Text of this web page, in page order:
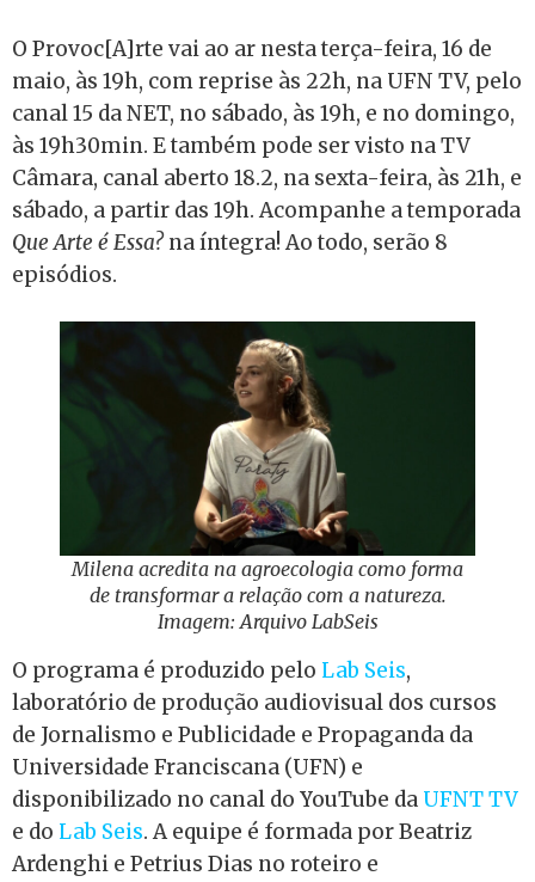
O Provoc[A]rte vai ao ar nesta terça-feira, 16 de
maio, às 19h, com reprise às 22h, na UFN TV, pelo
canal 15 da NET, no sábado, às 19h, e no domingo,
às 19h30min. E também pode ser visto na TV
Câmara, canal aberto 18.2, na sexta-feira, às 21h, e
sábado, a partir das 19h. Acompanhe a temporada
Que Arte é Essa?na íntegra! Ao todo, serão 8
episódios.
Milena acredita na agroecologia como forma
de transformar a relação com a natureza.
Imagem: Arquivo LabSeis
O programa é produzido pelo Lab Seis,
laboratório de produção audiovisual dos cursos
de Jornalismo e Publicidade e Propaganda da
Universidade Franciscana (UFN) e
disponibilizado no canal do YouTube da UFNT TV
e do Lab Seis. A equipe é formada por Beatriz
Ardenghi e Petrius Dias no roteiro e